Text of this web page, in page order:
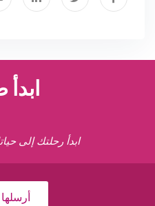
ابدأ رحلتك إلى